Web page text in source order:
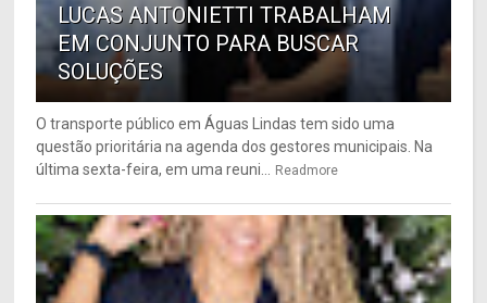
LUCAS ANTONIETTI TRABALHAM
EM CONJUNTO PARA BUSCAR
SOLUÇÕES
O transporte público em Águas Lindas tem sido uma
questão prioritária na agenda dos gestores municipais. Na
última sexta-feira, em uma reuni... Readmore